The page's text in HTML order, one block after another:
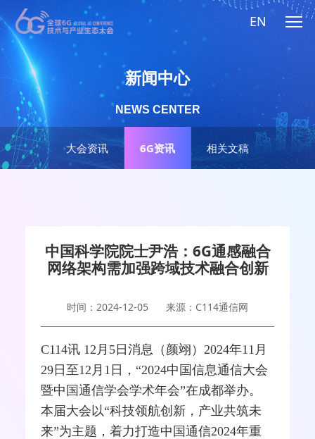
EN
大会资讯 6G资讯 相关文稿
新闻中心
NEWS CENTER
中国科学院院士尹浩：6G通感融合
网络架构需加强跨域技术融合创新
时间：2024-12-05 来源：C114通信网
C114讯 12月5日消息（颜翊）2024年11月
29日至12月1日，“2024中国信息通信大会
暨中国通信学会学术年会”在成都举办。
本届大会以“科技领航创新，产业共筑未
来”为主题，着力打造中国通信2024年重